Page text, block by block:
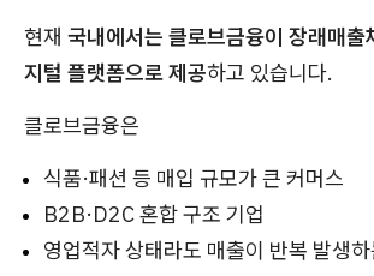
현재 국내에서는 클로브금융이 장래매출
지털 플랫폼으로 제공하고 있습니다.
클로브금융은
식품·패션 등 매입 규모가 큰 커머스
B2B·D2C 혼합 구조 기업
영업적자 상태라도 매출이 반복 발생